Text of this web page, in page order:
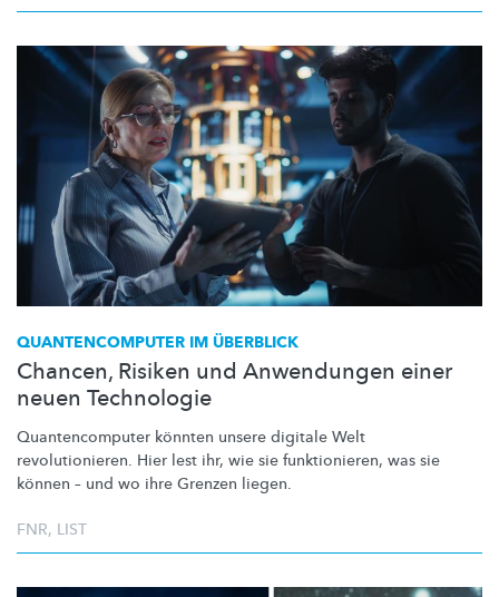
QUANTENCOMPUTER IM ÜBERBLICK
Chancen, Risiken und Anwendungen einer
neuen Technologie
Quantencomputer könnten unsere digitale Welt
revolutionieren. Hier lest ihr, wie sie funktionieren, was sie
können – und wo ihre Grenzen liegen.
FNR, LIST